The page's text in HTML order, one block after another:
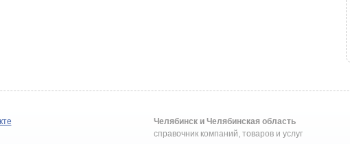
Челябинск и Челябинская область
справочник компаний, товаров и услуг